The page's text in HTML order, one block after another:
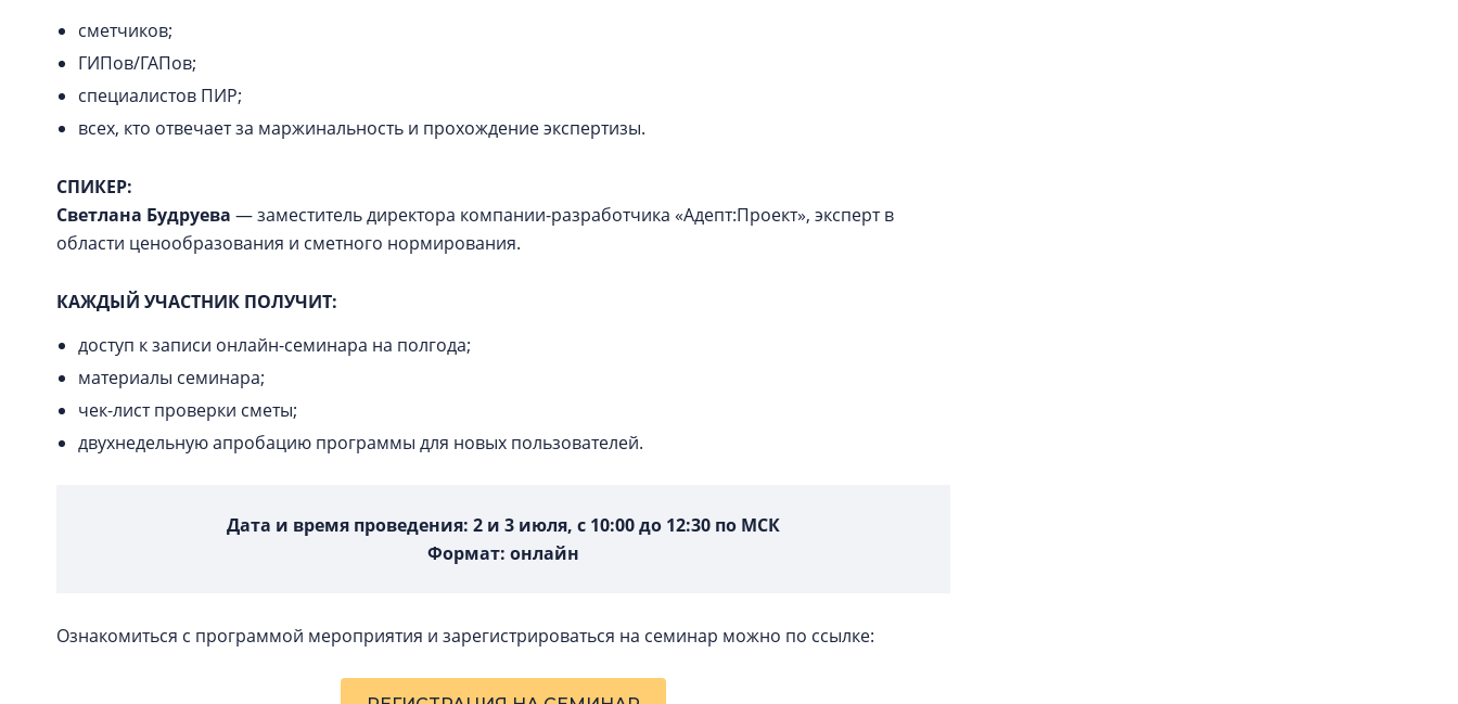
сметчиков;
ГИПов/ГАПов;
специалистов ПИР;
всех, кто отвечает за маржинальность и прохождение экспертизы.
СПИКЕР:
Светлана Будруева — заместитель директора компании-разработчика «Адепт:Проект», эксперт в
области ценообразования и сметного нормирования.
КАЖДЫЙ УЧАСТНИК ПОЛУЧИТ:
доступ к записи онлайн-семинара на полгода;
материалы семинара;
чек-лист проверки сметы;
двухнедельную апробацию программы для новых пользователей.
Дата и время проведения: 2 и 3 июля, с 10:00 до 12:30 по МСК
Формат: онлайн
Ознакомиться с программой мероприятия и зарегистрироваться на семинар можно по ссылке: